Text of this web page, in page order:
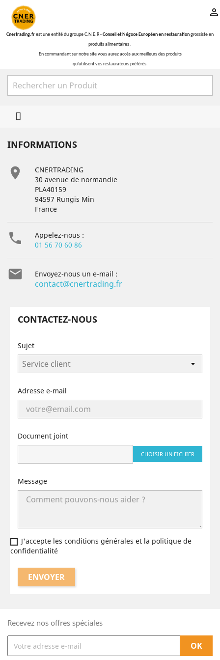

Cnertrading.frest une entité du groupe C.N.E.R -Conseil et Négoce Européen en restaurationgrossiste en
produits alimentaires .
En commandant sur notre site vous aurez accès aux meilleurs des produits
qu'utilisent vos restaurateurs préférés.
INFORMATIONS

CNERTRADING
30 avenue de normandie
PLA40159
94597 Rungis Min
France

Appelez-nous :
01 56 70 60 86
 Envoyez-nous un e-mail :
contact@cnertrading.fr
CONTACTEZ-NOUS
Sujet
Adresse e-mail
Document joint
CHOISIR UN FICHIER
Message
J'accepte les conditions générales et la politique de
confidentialité
Recevez nos offres spéciales